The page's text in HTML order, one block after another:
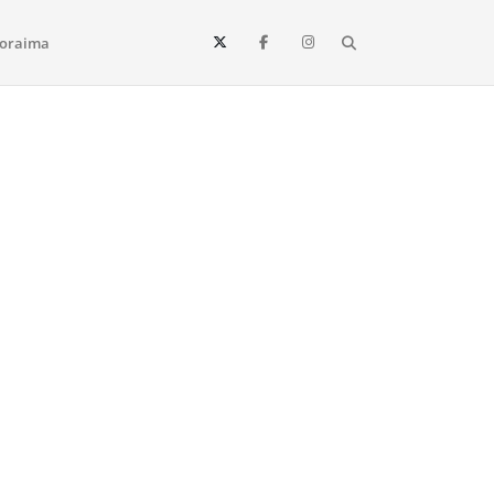
e todo o estado de Roraima. Fique sempre informado